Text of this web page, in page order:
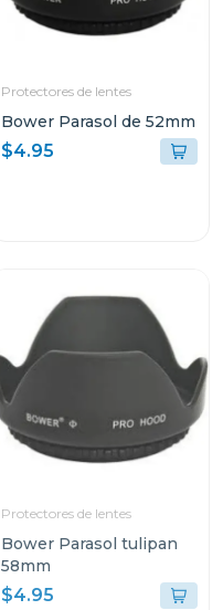
Protectores de lentes
Bower Parasol de 52mm
$4.95
Protectores de lentes
Bower Parasol tulipan
58mm
$4.95